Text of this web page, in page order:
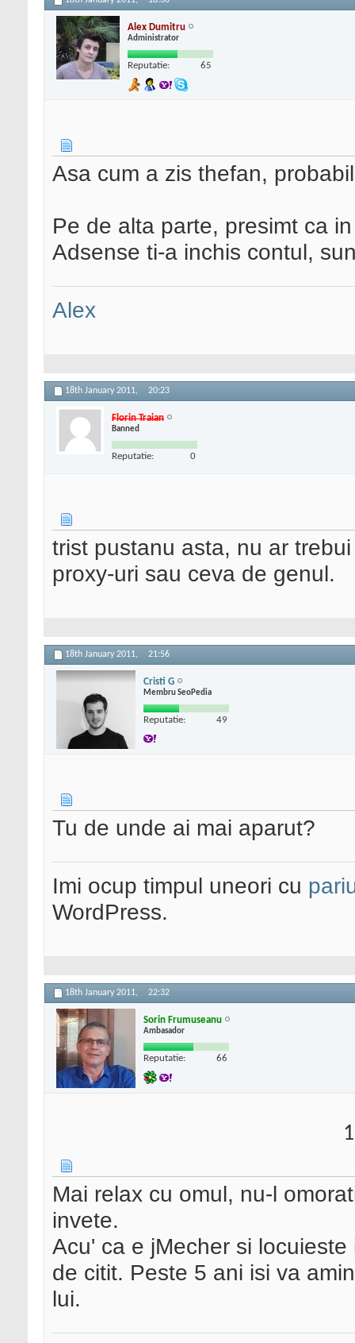
Alex Dumitru
Administrator
Reputatie: 65
Asa cum a zis thefan,
Pe de alta parte, presimt ca
Adsense ti-a inchis contul,
Alex
18th January 2011, 20:23
Florin Traian
Banned
Reputatie: 0
trist pustanu asta, nu ar
proxy-uri sau ceva de genul.
18th January 2011, 21:56
Cristi G
Membru SeoPedia
Reputatie: 49
Tu de unde ai mai aparut?
Imi ocup timpul uneori cu
WordPress.
18th January 2011, 22:32
Sorin Frumuseanu
Ambasador
Reputatie: 66
Mai relax cu omul, nu-l
invete.
Acu' ca e jMecher si
de citit. Peste 5 ani isi va
lui.